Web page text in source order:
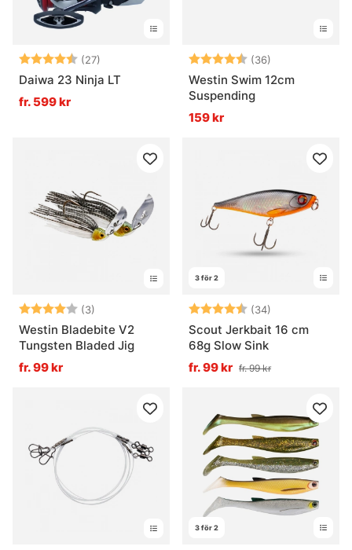
Betyg: (27)
4.6 utav 5 stjärnor
Daiwa 23 Ninja LT
fr. 599 kr
Betyg: (36)
Westin Swim 12cm
Suspending
159 kr
Betyg: (3)
4.0 utav 5 stjärnor
Westin Bladebite V2
Tungsten Bladed Jig
fr. 99 kr
3 för 2
Betyg: (34)
Scout Jerkbait 16 cm
68g Slow Sink
fr. 99 kr fr. 99 kr
3 för 2